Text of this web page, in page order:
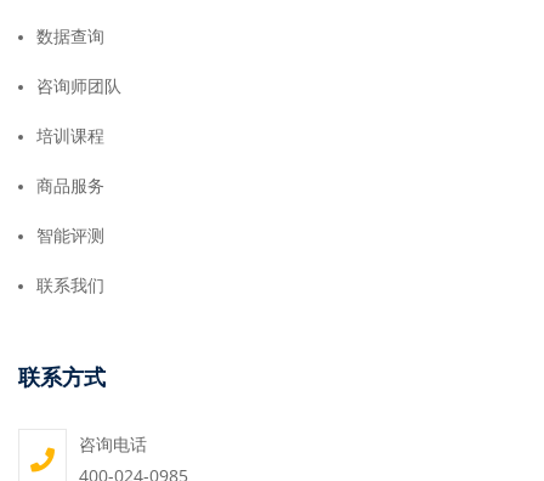
数据查询
咨询师团队
培训课程
商品服务
智能评测
联系我们
联系方式
咨询电话
400-024-0985